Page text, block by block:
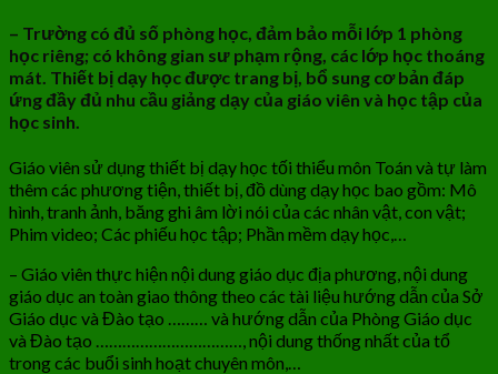
– Trường có đủ số phòng học, đảm bảo mỗi lớp 1 phòng
học riêng; có không gian sư phạm rộng, các lớp học thoáng
mát. Thiết bị dạy học được trang bị, bổ sung cơ bản đáp
ứng đầy đủ nhu cầu giảng dạy của giáo viên và học tập của
học sinh.
Giáo viên sử dụng thiết bị dạy học tối thiểu môn Toán và tự làm
thêm các phương tiện, thiết bị, đồ dùng dạy học bao gồm: Mô
hình, tranh ảnh, băng ghi âm lời nói của các nhân vật, con vật;
Phim video; Các phiếu học tập; Phần mềm dạy học,…
– Giáo viên thực hiện nội dung giáo dục địa phương, nội dung
giáo dục an toàn giao thông theo các tài liệu hướng dẫn của Sở
Giáo dục và Đào tạo ……… và hướng dẫn của Phòng Giáo dục
và Đào tạo ……………………………, nội dung thống nhất của tổ
trong các buổi sinh hoạt chuyên môn,…